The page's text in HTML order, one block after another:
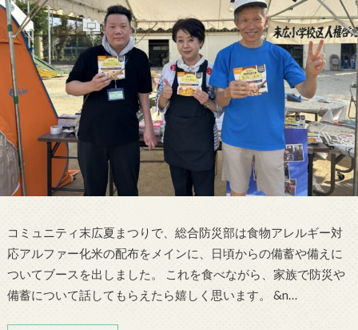
コミュニティ末広夏まつりで、総合防災部は食物アレルギー対
応アルファー化米の配布をメインに、日頃からの備蓄や備えに
ついてブースを出しました。 これを食べながら、家族で防災や
備蓄について話してもらえたら嬉しく思います。 &n…